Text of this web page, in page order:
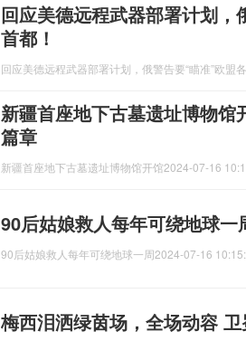
回应美德远程武器部署计划，
首都！
回应美德远程武器部署计划，俄警告要“瞄准”欧盟
新疆首座地下古墓遗址博物馆
篇章
新疆首座地下古墓遗址博物馆开馆2024-07-16
90后姑娘救人每年可绕地球
90后姑娘救人每年可绕地球一周2024-07-16
梅西泪洒绿茵场，全场动容